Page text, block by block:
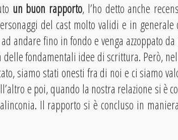
un buon rapporto, l’ho detto anche
del cast molto validi e in
andare fino in fondo e venga azzoppato
delle fondamentali idee di scrittura. Però,
siamo stati onesti fra di noi e ci siamo
e poi, quando la nostra relazione si è
Il rapporto si è concluso in